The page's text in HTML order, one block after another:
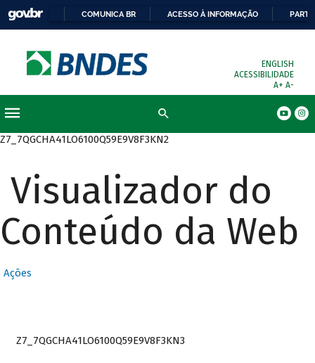
COMUNICA BR ACESSO À INFORMAÇÃO
ENGLISH
ACESSIBILIDADE
A+ A-
Z7_7QGCHA41LO6100Q59E9V8F3KN2
Visualizador do
Conteúdo da Web
Ações
Z7_7QGCHA41LO6100Q59E9V8F3KN3